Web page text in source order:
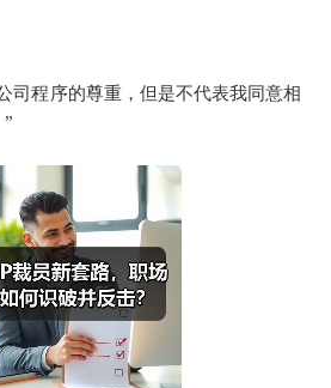
司程序的尊重，但是不代表我同意相